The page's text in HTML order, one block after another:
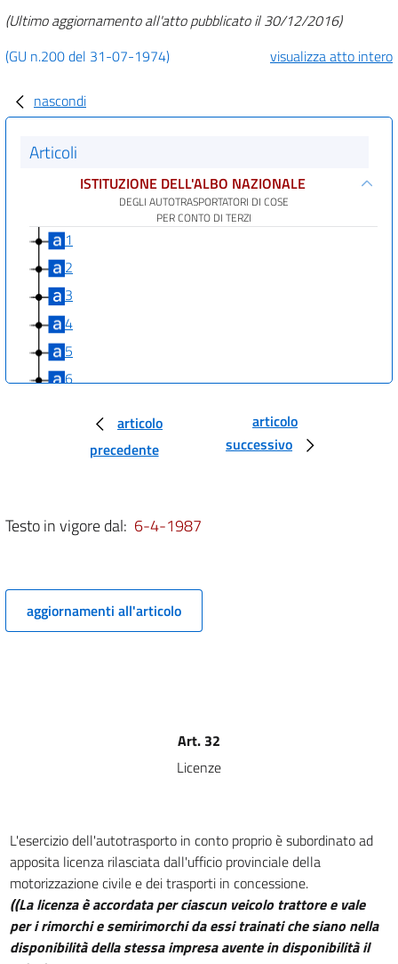
(Ultimo aggiornamento all'atto pubblicato il 30/12/2016)
(GU n.200 del 31-07-1974)
visualizza atto intero
nascondi
Articoli
ISTITUZIONE DELL'ALBO NAZIONALE
DEGLI AUTOTRASPORTATORI DI COSE
PER CONTO DI TERZI
1
2
3
4
5
6
11
15
23
24
25
26
articolo
precedente
articolo
successivo
Testo in vigore dal: 6-4-1987
aggiornamenti all'articolo
Art. 32
Licenze
L'esercizio dell'autotrasporto in conto proprio è subordinato ad
apposita licenza rilasciata dall'ufficio provinciale della
motorizzazione civile e dei trasporti in concessione.
((La licenza è accordata per ciascun veicolo trattore e vale
per i rimorchi e semirimorchi da essi trainati che siano nella
disponibilità della stessa impresa avente in disponibilità il